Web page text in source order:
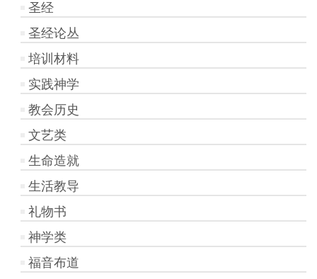
圣经
圣经论丛
培训材料
实践神学
教会历史
文艺类
生命造就
生活教导
礼物书
神学类
福音布道